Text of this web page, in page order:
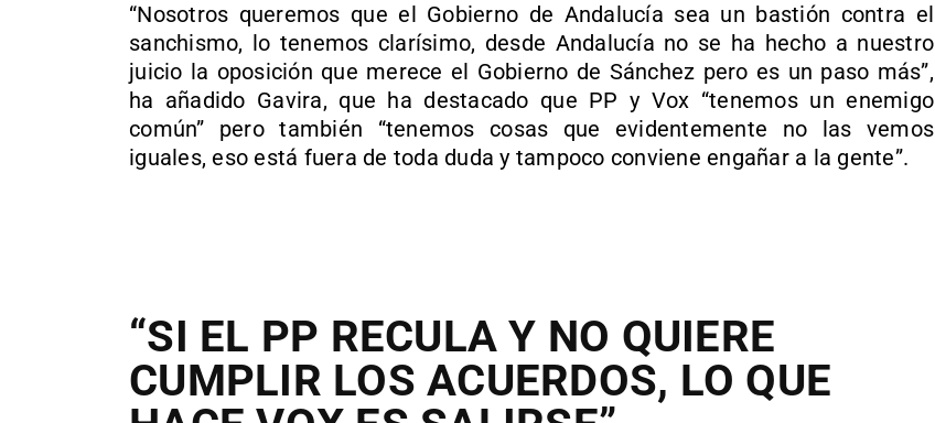
“Nosotros queremos que el Gobierno de Andalucía sea un bastión contra el
sanchismo, lo tenemos clarísimo, desde Andalucía no se ha hecho a nuestro
juicio la oposición que merece el Gobierno de Sánchez pero es un paso más”,
ha añadido Gavira, que ha destacado que PP y Vox “tenemos un enemigo
común” pero también “tenemos cosas que evidentemente no las vemos
iguales, eso está fuera de toda duda y tampoco conviene engañar a la gente”.
“SI EL PP RECULA Y NO QUIERE
CUMPLIR LOS ACUERDOS, LO QUE